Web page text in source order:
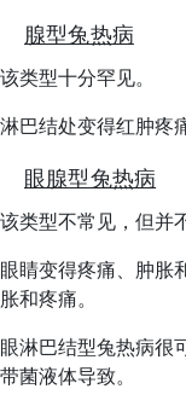
腺型兔热病
该类型十分罕见。
淋巴结处变得红肿疼
眼腺型兔热病
该类型不常见，但并
眼睛变得疼痛、肿胀
胀和疼痛。
眼淋巴结型兔热病很
带菌液体导致。